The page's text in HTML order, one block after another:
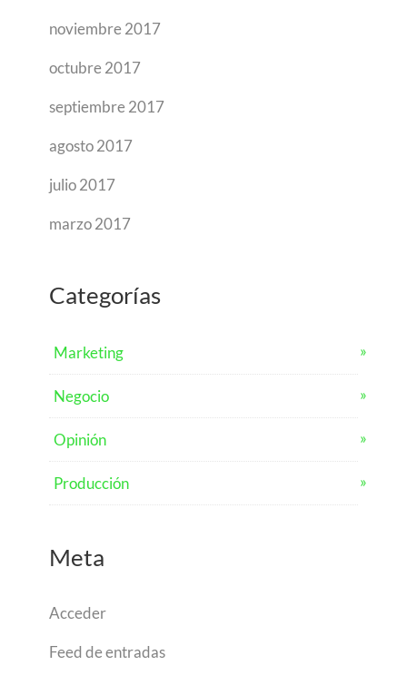
noviembre 2017
octubre 2017
septiembre 2017
agosto 2017
julio 2017
marzo 2017
Categorías
Marketing
Negocio
Opinión
Producción
Meta
Acceder
Feed de entradas